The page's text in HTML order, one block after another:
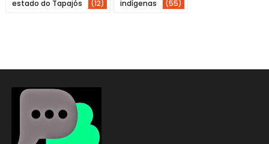
estado do Tapajós (12) indígenas (55)